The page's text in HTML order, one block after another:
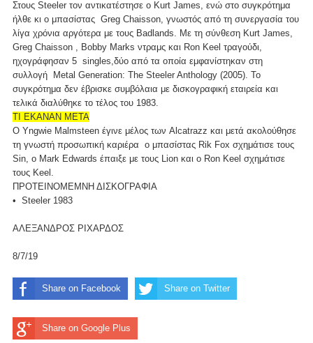
Στους Steeler τον αντικατέστησε ο Kurt James, ενώ στο συγκρότημα
ήλθε κι ο μπασίστας Greg Chaisson, γνωστός από τη συνεργασία του
λίγα χρόνια αργότερα με τους Badlands. Με τη σύνθεση Kurt James,
Greg Chaisson , Bobby Marks ντραμς και Ron Keel τραγούδι,
ηχογράφησαν 5 singles,δύο από τα οποία εμφανίστηκαν στη
συλλογή Metal Generation: The Steeler Anthology (2005). Το
συγκρότημα δεν έβρισκε συμβόλαια με δισκογραφική εταιρεία και
τελικά διαλύθηκε το τέλος του 1983.
ΤΙ ΕΚΑΝΑΝ ΜΕΤΑ
Ο Yngwie Malmsteen έγινε μέλος των Alcatrazz και μετά ακολούθησε
τη γνωστή προσωπική καριέρα ο μπασίστας Rik Fox σχημάτισε τους
Sin, o Mark Edwards έπαιξε με τους Lion και ο Ron Keel σχημάτισε
τους Keel.
ΠΡΟΤΕΙΝΟΜΕΜΝΗ ΔΙΣΚΟΓΡΑΦΙΑ
• Steeler 1983
ΑΛΕΞΑΝΔΡΟΣ ΡΙΧΑΡΔΟΣ
8/7/19
Share on Facebook Share on Twitter
Share on Google Plus